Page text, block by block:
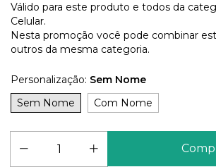
Válido para este produto e todos da
Celular.
Nesta promoção você pode combinar
outros da mesma categoria.
Personalização: Sem Nome
Sem Nome
Com Nome